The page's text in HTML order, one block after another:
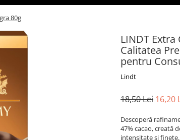
80g
LINDT
Calitatea
pentru
Lindt
18,50 Lei 16,20
Descoperă
47% cacao, creată
intensitate și